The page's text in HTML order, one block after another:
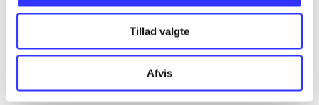
Tillad valgte
Afvis
...
...